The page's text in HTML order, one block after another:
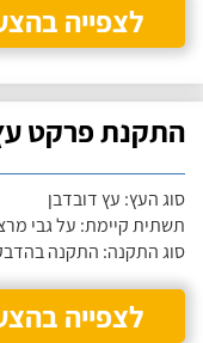
לצפייה
התקנת פרקט
סוג העץ: עץ דובדבן
תשתית קיימת: על גבי
סוג התקנה: התקנה
לצפייה